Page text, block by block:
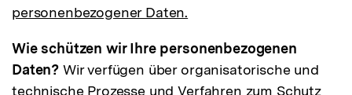
personenbezogener Daten.
Wie schützen wir Ihre personenbezogenen
Daten? Wir verfügen über organisatorische und
technische Prozesse und Verfahren zum Schutz